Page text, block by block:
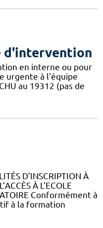
d'intervention
en interne ou pour
urgente à l'équipe
au 19312 (pas de
D’INSCRIPTION À
À L’ECOLE
Conformément à
à la formation